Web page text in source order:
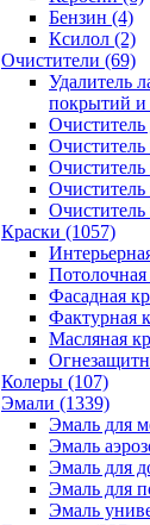
Бензин (4)
Ксилол (2)
Очистители (69)
Удалитель
покрытий и
Очиститель
Краски (1057)
Потолочная
Фасадная
Фактурная
Масляная
Колеры (107)
Эмали (1339)
Эмаль для
Эмаль
Эмаль для
Эмаль для
Эмаль